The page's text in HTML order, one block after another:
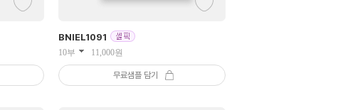
BNIEL1091
10부 11,000원
무료샘플 담기